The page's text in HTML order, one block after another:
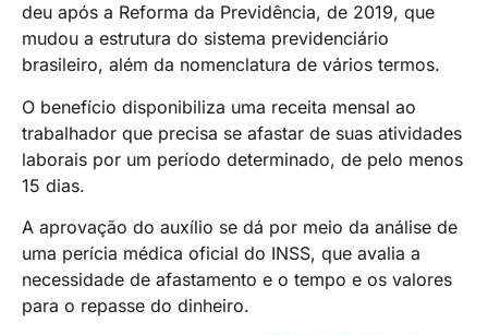
deu após a Reforma da Previdência, de 2019, que
mudou a estrutura do sistema previdenciário
brasileiro, além da nomenclatura de vários termos.
O benefício disponibiliza uma receita mensal ao
trabalhador que precisa se afastar de suas atividades
laborais por um período determinado, de pelo menos
15 dias.
A aprovação do auxílio se dá por meio da análise de
uma perícia médica oficial do INSS, que avalia a
necessidade de afastamento e o tempo e os valores
para o repasse do dinheiro.